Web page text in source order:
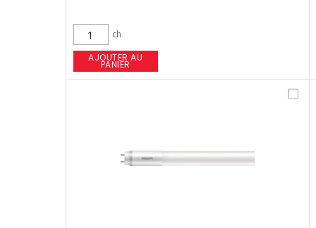
ch
AJOUTER AU
PANIER